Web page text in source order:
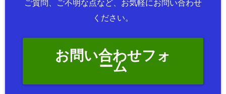
ご質問、ご不明な点など、お気軽にお問い合わせ
ください。
お問い合わせフォ
ーム